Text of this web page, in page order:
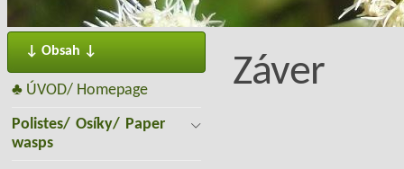
↓ Obsah ↓
♣ ÚVOD/ Homepage
Polistes/ Osíky/ Paper
wasps
Záver